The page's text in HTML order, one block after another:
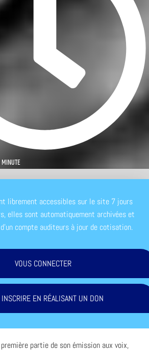
librement accessibles sur le site 7 jours
elles sont automatiquement archivées et
compte auditeurs à jour de cotisation.
VOUS CONNECTER
EN RÉALISANT UN DON
partie de son émission aux voix,